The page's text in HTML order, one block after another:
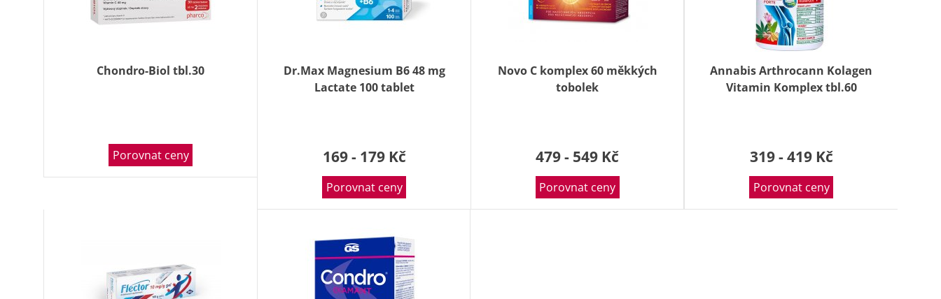
Chondro-Biol tbl.30
Porovnat ceny
Dr.Max Magnesium B6 48 mg
Lactate 100 tablet
169 - 179 Kč
Porovnat ceny
Novo C komplex 60 měkkých
tobolek
479 - 549 Kč
Porovnat ceny
Annabis Arthrocann Kolagen
Vitamin Komplex tbl.60
319 - 419 Kč
Porovnat ceny